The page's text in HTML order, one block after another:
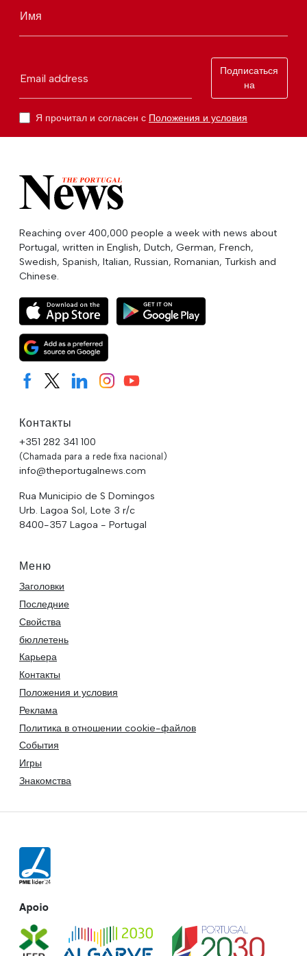
Имя
Email address
Подписаться
на
Я прочитал и согласен с Положения и условия
Reaching over 400,000 people a week with news about
Portugal, written in English, Dutch, German, French,
Swedish, Spanish, Italian, Russian, Romanian, Turkish and
Chinese.
Контакты
+351 282 341 100
(Chamada para a rede fixa nacional)
info@theportugalnews.com
Rua Municipio de S Domingos
Urb. Lagoa Sol, Lote 3 r/c
8400-357 Lagoa - Portugal
Меню
Заголовки
Последние
Свойства
бюллетень
Карьера
Контакты
Положения и условия
Реклама
Политика в отношении cookie-файлов
События
Игры
Знакомства
Apoio